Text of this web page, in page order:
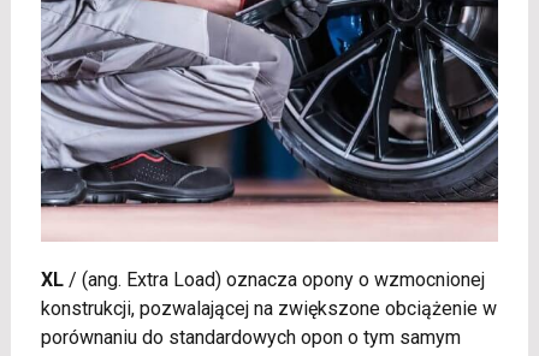
XL/ (ang. Extra Load) oznacza opony o wzmocnionej
konstrukcji, pozwalającej na zwiększone obciążenie w
porównaniu do standardowych opon o tym samym